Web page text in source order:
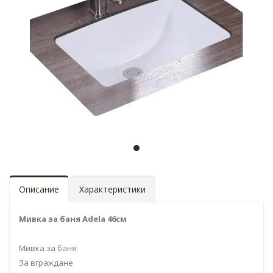
Описание Характеристики
Мивка за баня Adela 46см
Мивка за баня
За вграждане